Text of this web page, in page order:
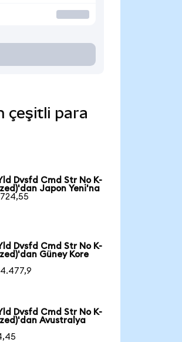
çeşitli para
Dvsfd Cmd Str No K-
Japon Yeni'na
Dvsfd Cmd Str No K-
Güney Kore
Dvsfd Cmd Str No K-
Avustralya